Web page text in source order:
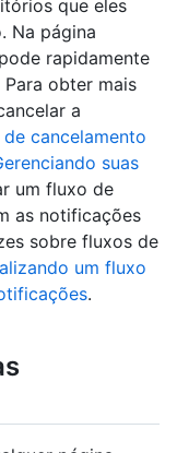
que eles
Na página
rapidamente
obter mais
a
cancelamento
suas
um fluxo de
as notificações
sobre fluxos de
um fluxo
.